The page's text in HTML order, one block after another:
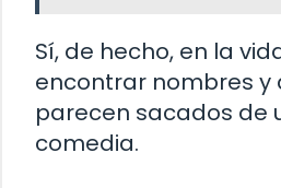
Sí, de hecho, en la
encontrar nombres y
parecen sacados de
comedia.